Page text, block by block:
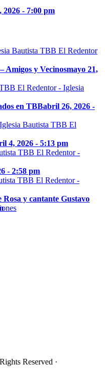
2026 - 7:00 pm
Amigos y Vecinosmayo 21,
en TBBabril 26, 2026 -
4, 2026 - 5:13 pm
- 2:58 pm
Rosa y cantante Gustavo
Reserved ·